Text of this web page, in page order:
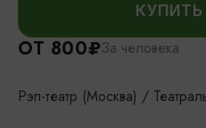
ОТ 800₽За человека
Рэп-театр (Москва) /